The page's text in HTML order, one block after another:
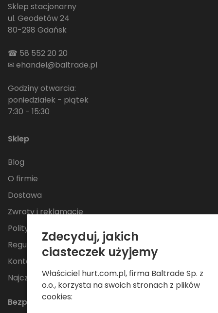
Sklep stacjonarny
ul. Geodetów 24
80-298 Gdańsk
☎ 58 552 20 20
✉ehandel@baltrade.pl
Godziny otwarcia:
poniedziałek - piątek
7:30 - 15:30
Sklep
Blog
O firmie
Dostawa
Zwroty i reklamacje
Polityka Prywatności
Regulamin
Kontakt
Najczęściej zadawane pytania
Bezpieczne płatności
Zdecyduj, jakich
ciasteczek użyjemy
Właściciel hurt.com.pl, firma Baltrade Sp. z
o.o., korzysta na swoich stronach z plików
cookies: